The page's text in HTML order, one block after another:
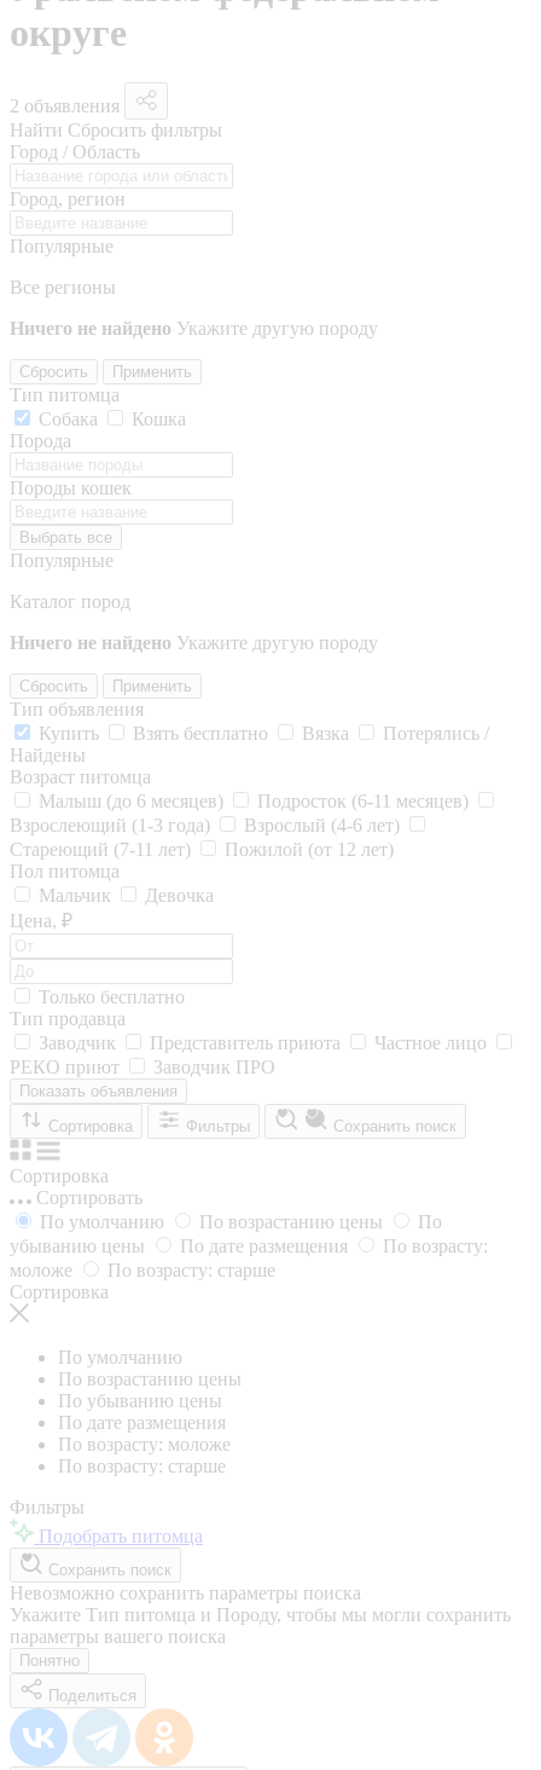
округе
2 объявления
Найти Сбросить фильтры
Город / Область
Город, регион
Популярные
Все регионы
Ничего не найдено Укажите другую породу
Сбросить Применить
Тип питомца
Собака
Кошка
Порода
Породы кошек
Выбрать все
Популярные
Каталог пород
Ничего не найдено Укажите другую породу
Сбросить Применить
Тип объявления
Купить
Взять бесплатно Вязка
Потерялись /
Найдены
Возраст питомца
Малыш (до 6 месяцев)
Подросток (6-11 месяцев)
Взрослеющий (1-3 года)
Взрослый (4-6 лет)
Стареющий (7-11 лет)
Пожилой (от 12 лет)
Пол питомца
Мальчик
Девочка
Цена, ₽
Только бесплатно
Тип продавца
Заводчик
Представитель приюта
Частное лицо
РЕКО приют
Заводчик ПРО
Показать объявления
Сортировка
Фильтры Сохранить поиск
Сортировка
Сортировать
По умолчанию
По возрастанию цены
По
убыванию цены
По дате размещения
По возрасту:
моложе
По возрасту: старше
Сортировка
По умолчанию
По возрастанию цены
По убыванию цены
По дате размещения
По возрасту: моложе
По возрасту: старше
Фильтры
Подобрать питомца
Сохранить поиск
Невозможно сохранить параметры поиска
Укажите Тип питомца и Породу, чтобы мы могли сохранить
параметры вашего поиска
Понятно
Поделиться